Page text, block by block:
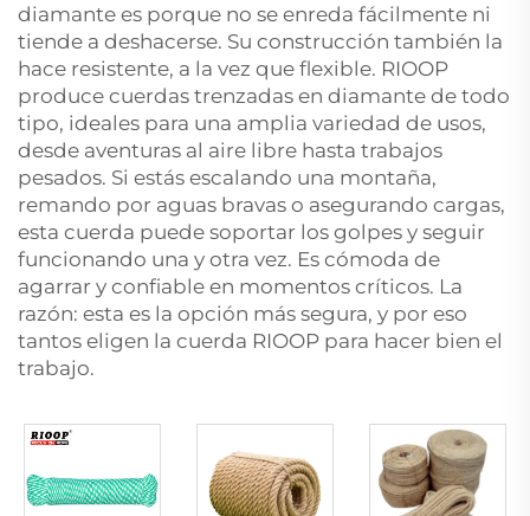
diamante es porque no se enreda fácilmente ni
tiende a deshacerse. Su construcción también la
hace resistente, a la vez que flexible. RIOOP
produce cuerdas trenzadas en diamante de todo
tipo, ideales para una amplia variedad de usos,
desde aventuras al aire libre hasta trabajos
pesados. Si estás escalando una montaña,
remando por aguas bravas o asegurando cargas,
esta cuerda puede soportar los golpes y seguir
funcionando una y otra vez. Es cómoda de
agarrar y confiable en momentos críticos. La
razón: esta es la opción más segura, y por eso
tantos eligen la cuerda RIOOP para hacer bien el
trabajo.